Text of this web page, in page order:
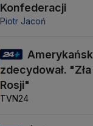
Konfederacji
Piotr Jacoń
zdecydował.
Rosji"
TVN24